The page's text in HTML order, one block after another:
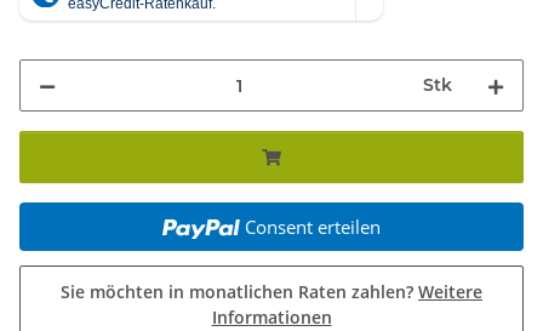
Stk
Consent erteilen
Sie möchten in monatlichen Raten zahlen? Weitere
Informationen